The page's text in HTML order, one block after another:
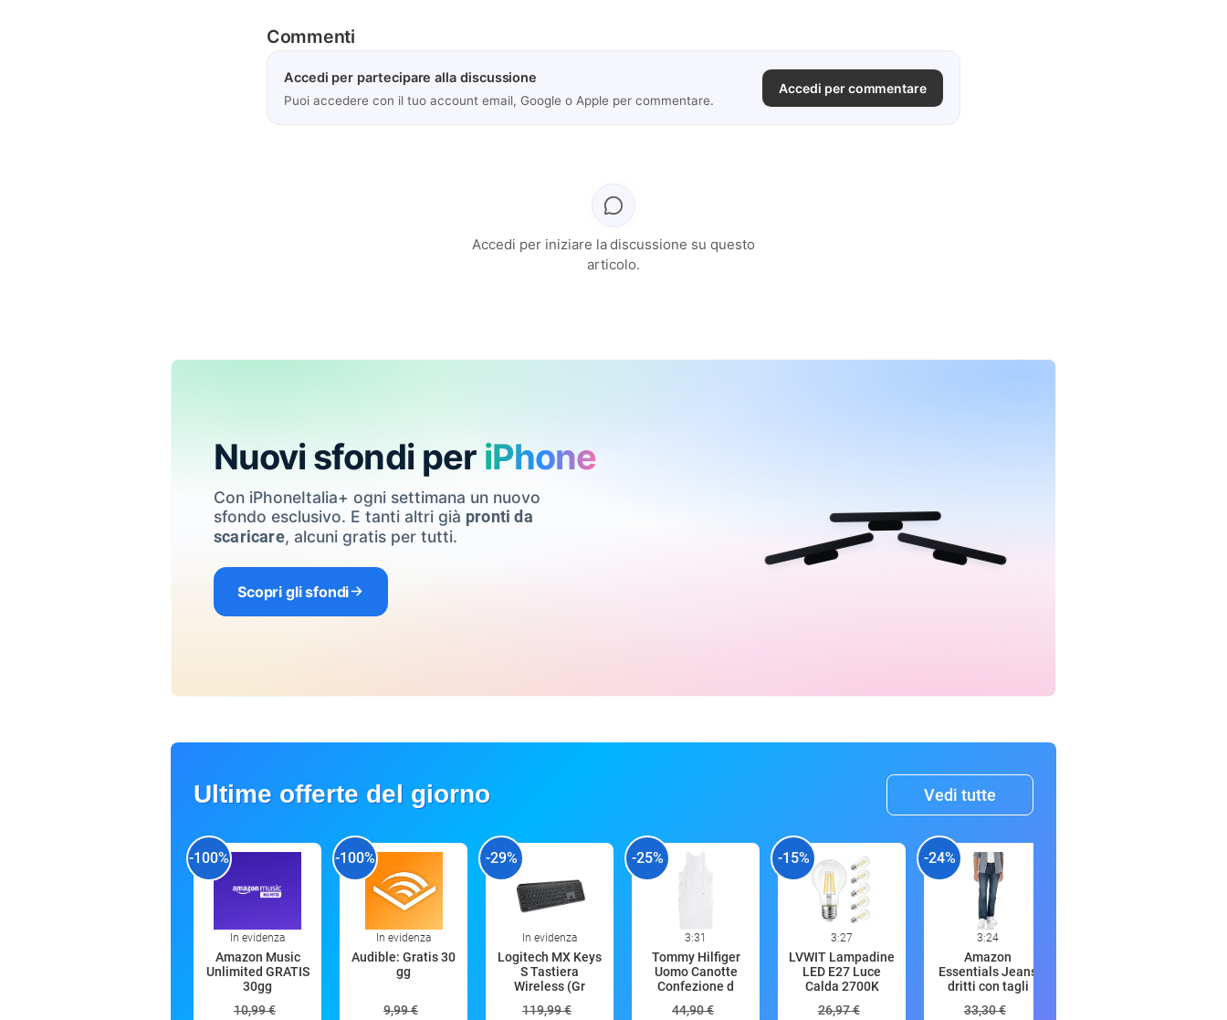
Commenti
Accedi per partecipare alla discussione
Puoi accedere con il tuo account email, Google o Apple per commentare.
Accedi per commentare
Accedi per iniziare la discussione su questo
articolo.
Nuovi sfondi per iPhone
Con iPhoneItalia+ ogni settimana un nuovo
sfondo esclusivo. E tanti altri già pronti da
scaricare, alcuni gratis per tutti.
Scopri gli sfondi
Ultime offerte del giorno Vedi tutte
-100%
In evidenza
Amazon Music
Unlimited GRATIS
30gg
10,99 €
-100%
In evidenza
Audible: Gratis 30
gg
9,99 €
-29%
In evidenza
Logitech MX Keys
S Tastiera
Wireless (Gr
119,99 €
-25%
3:31
Tommy Hilfiger
Uomo Canotte
Confezione d
44,90 €
-15%
3:27
LVWIT Lampadine
LED E27 Luce
Calda 2700K
26,97 €
-24%
3:24
Amazon
Essentials Jeans
dritti con tagli
33,30 €